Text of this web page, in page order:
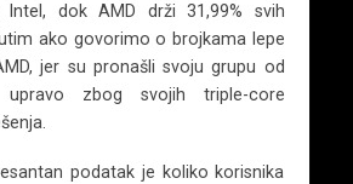
Intel, dok AMD drži 31,99% svih
ako govorimo o brojkama lepe
jer su pronašli svoju grupu od
upravo zbog svojih triple-core
podatak je koliko korisnika